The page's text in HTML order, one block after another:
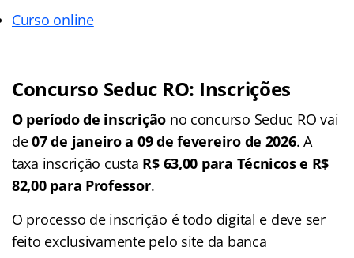
Curso online
Concurso Seduc RO: Inscrições
O período de inscrição no concurso Seduc RO vai
de07 de janeiro a 09 de fevereiro de 2026. A
taxa inscrição custa R$ 63,00 para Técnicos e R$
82,00 para Professor.
O processo de inscrição é todo digital e deve ser
feito exclusivamente pelo site da banca